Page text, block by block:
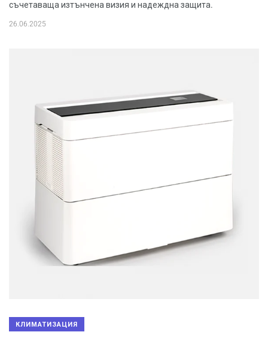
съчетаваща изтънчена визия и надеждна защита.
26.06.2025
КЛИМАТИЗАЦИЯ